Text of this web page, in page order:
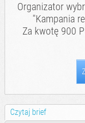
Organizator
"Kampania
Za kwotę 900
Czytaj brief